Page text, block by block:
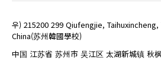
우) 215200 299 Qiufengjie,
China(苏州韓國學校)
中国 江苏省 苏州市 吴江区 太湖新城镇 秋